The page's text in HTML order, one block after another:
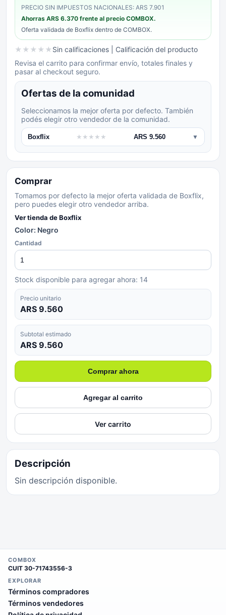
PRECIO SIN IMPUESTOS NACIONALES: ARS 7.901
Ahorras ARS 6.370 frente al precio COMBOX.
Oferta validada de Boxflix dentro de COMBOX.
★ ★ ★ ★ ★Sin calificaciones | Calificación del producto
Revisa el carrito para confirmar envío, totales finales y
pasar al checkout seguro.
Ofertas de la comunidad
Seleccionamos la mejor oferta por defecto. También
podés elegir otro vendedor de la comunidad.
Boxflix ★ ★ ★ ★ ★ ARS 9.560 ▼
Comprar
Tomamos por defecto la mejor oferta validada de Boxflix,
pero puedes elegir otro vendedor arriba.
Ver tienda deBoxflix
Color: Negro
Cantidad
Stock disponible para agregar ahora: 14
Precio unitario
ARS 9.560
Subtotal estimado
ARS 9.560
Comprar ahora
Agregar al carrito
Ver carrito
Descripción
Sin descripción disponible.
COMBOX
CUIT 30-71743556-3
EXPLORAR
Términos compradores
Términos vendedores